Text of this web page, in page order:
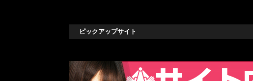
ピックアップサイト